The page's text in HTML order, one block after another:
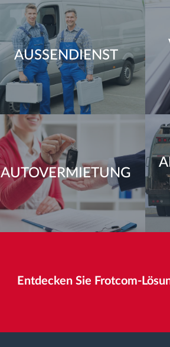
AUSSENDIENST
AUTOVERMIETUNG
Entdecken Sie Frotcom-